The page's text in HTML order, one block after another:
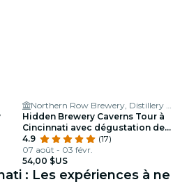
Northern Row Brewery, Distillery & Taproom
Hidden Brewery Caverns Tour à
Cincinnati avec dégustation de
bière
4.9
(17)
07 août - 03 févr.
54,00 $US
: Les expériences à ne